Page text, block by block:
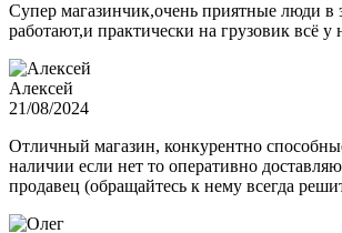
Супер магазинчик,очень приятные люди в
работают,и практически на грузовик всё у
Алексей
21/08/2024
Отличный магазин, конкурентно
наличии если нет то оперативно
продавец (обращайтесь к нему всегда